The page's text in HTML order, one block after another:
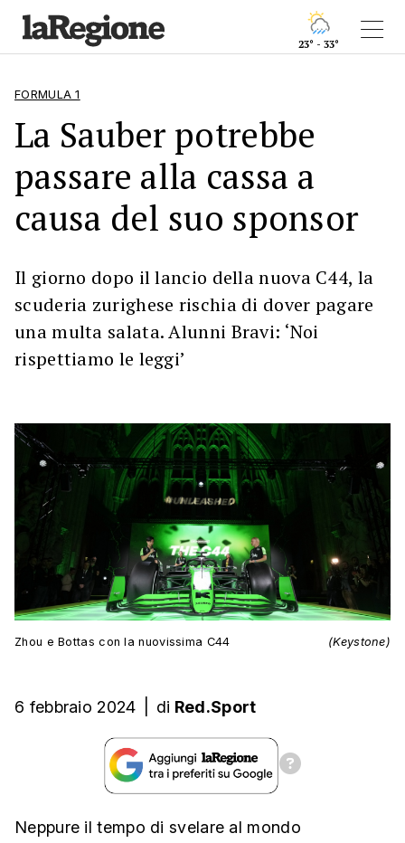
23° - 33°
FORMULA 1
La Sauber potrebbe
passare alla cassa a
causa del suo sponsor
Il giorno dopo il lancio della nuova C44, la
scuderia zurighese rischia di dover pagare
una multa salata. Alunni Bravi: ‘Noi
rispettiamo le leggi’
Zhou e Bottas con la nuovissima C44 (Keystone)
6 febbraio 2024 di Red.Sport
Neppure il tempo di svelare al mondo